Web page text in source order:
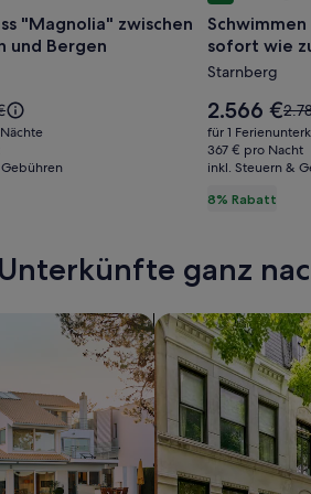
"Magnolia" zwischen
und Bergen
im
See
(fünf
Min.),
sofort
wie
zu
sofort wie
Starnberg
8% Rabatt
Der
Preis
beträgt
2.566 €.
2.566 €Der
alte
Preis
war
zum
für 1
367 € pro Nacht
inkl. Steuern &
ganz
Ferienhäusern Suche nach